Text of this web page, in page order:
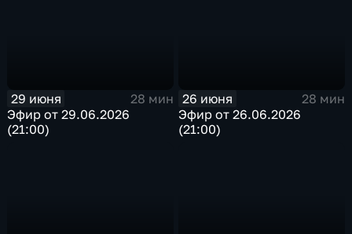
29 июня
28 мин
Эфир от 29.06.2026
(21:00)
26 июня
28 мин
Эфир от 26.06.2026
(21:00)